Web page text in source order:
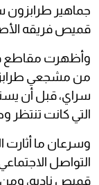
جماهير طرابزون
قميص فريقه
وأظهرت مقاطع
من مشجعي
سراي، قبل أن
التي كانت تنتظر
وسرعان ما أثارت
التواصل
قميص ناديه، ومن